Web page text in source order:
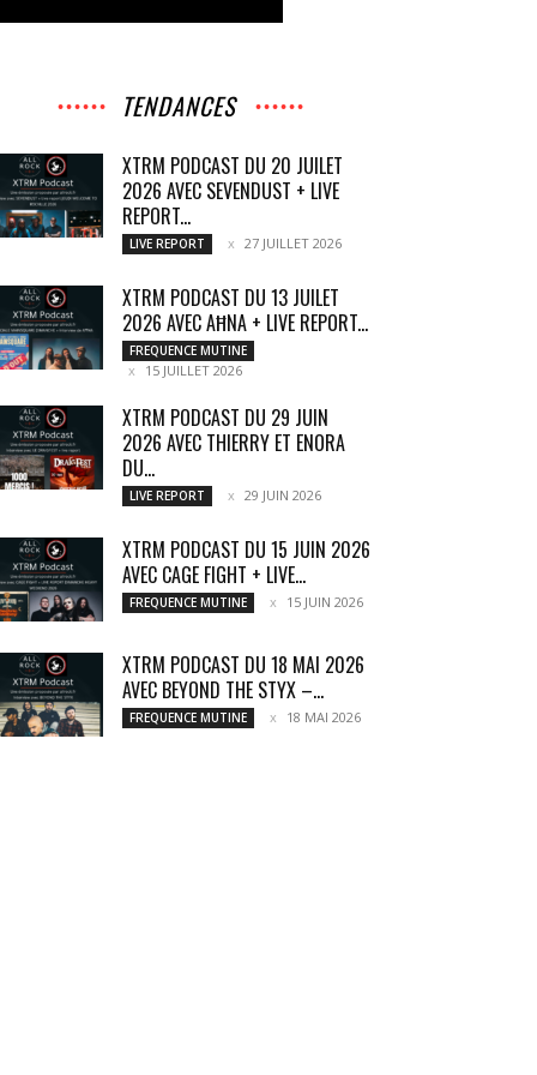
TENDANCES
XTRM PODCAST DU 20 JUILET
2026 AVEC SEVENDUST + LIVE
REPORT...
LIVE REPORT 27 JUILLET 2026
XTRM PODCAST DU 13 JUILET
2026 AVEC AĦNA + LIVE REPORT...
FREQUENCE MUTINE
15 JUILLET 2026
XTRM PODCAST DU 29 JUIN
2026 AVEC THIERRY ET ENORA
DU...
LIVE REPORT 29 JUIN 2026
XTRM PODCAST DU 15 JUIN 2026
AVEC CAGE FIGHT + LIVE...
FREQUENCE MUTINE 15 JUIN 2026
XTRM PODCAST DU 18 MAI 2026
AVEC BEYOND THE STYX –...
FREQUENCE MUTINE 18 MAI 2026